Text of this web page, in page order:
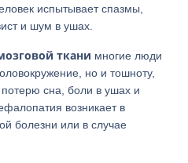
испытывает спазмы,
и шум в ушах.
ткани многие люди
но и тошноту,
сна, боли в ушах и
возникает в
болезни или в случае